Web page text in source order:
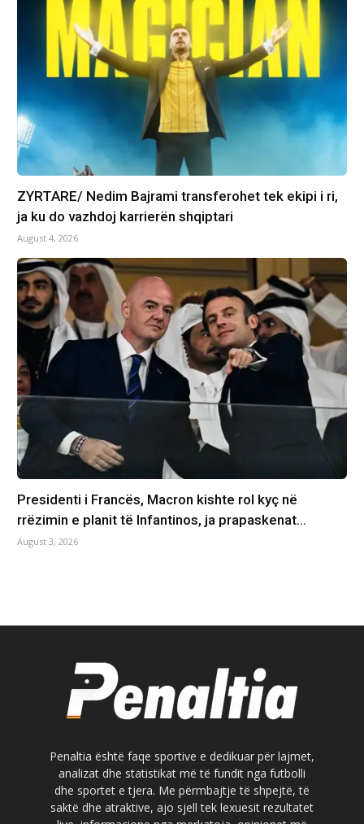
ZYRTARE/ Nedim Bajrami transferohet tek ekipi i ri,
ja ku do vazhdoj karrierën shqiptari
August 4, 2026
Presidenti i Francës, Macron kishte rol kyç në
rrëzimin e planit të Infantinos, ja prapaskenat…
August 3, 2026
Penaltia është faqe sportive e dedikuar për lajmet,
analizat dhe statistikat më të fundit nga futbolli
dhe sportet e tjera. Me përmbajtje të shpejtë, të
saktë dhe atraktive, ajo sjell tek lexuesit rezultatet